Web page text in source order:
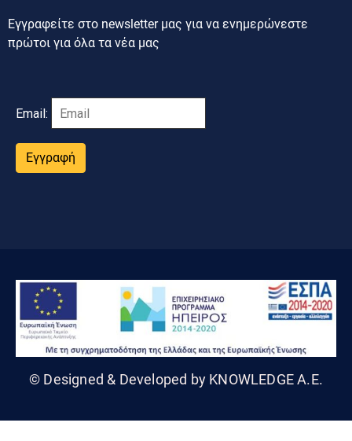
Εγγραφείτε στο newsletter μας για να ενημερώνεστε
πρώτοι για όλα τα νέα μας
Email:
Εγγραφή
© Designed & Developed by KNOWLEDGE A.E.